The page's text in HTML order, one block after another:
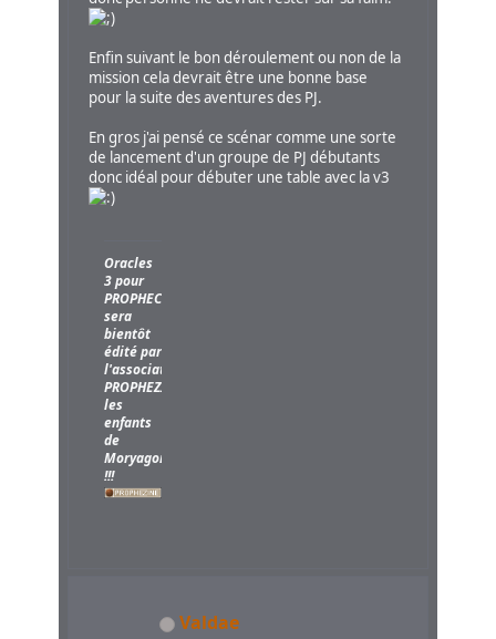
Enfin suivant le bon déroulement ou non de la
mission cela devrait être une bonne base
pour la suite des aventures des PJ.
En gros j'ai pensé ce scénar comme une sorte
de lancement d'un groupe de PJ débutants
donc idéal pour débuter une table avec la v3
Oracles
3 pour
PROPHECY
sera
bientôt
édité par
l'association
PROPHEZINE,
les
enfants
de
Moryagorn
!!!
Valdae